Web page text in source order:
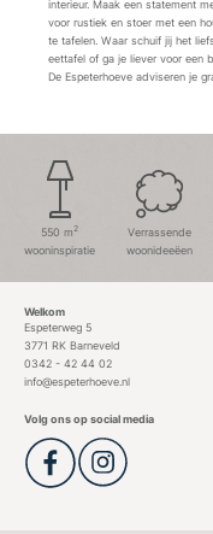
interieur. Maak een statement
voor rustiek en stoer met een
te tafelen. Waar schuif jij het
eettafel of ga je liever voor een
De Espeterhoeve adviseren je
550 m2
wooninspiratie
Verrassende
woonideeëen
Welkom
Espeterweg 5
3771 RK Barneveld
0342 - 42 44 02
info@espeterhoeve.nl
Volg ons op social media